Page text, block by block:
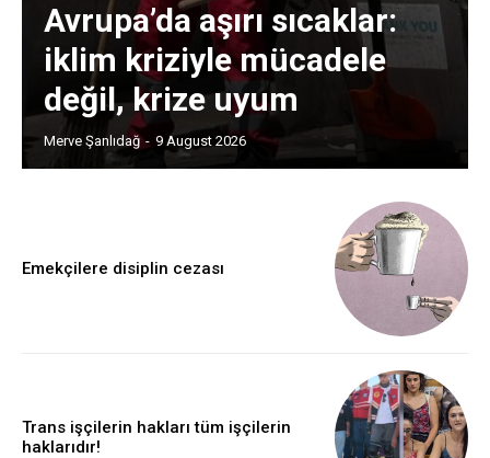
Avrupa’da aşırı sıcaklar:
iklim kriziyle mücadele
değil, krize uyum
Merve Şanlıdağ - 9 August 2026
Emekçilere disiplin cezası
Trans işçilerin hakları tüm işçilerin
haklarıdır!